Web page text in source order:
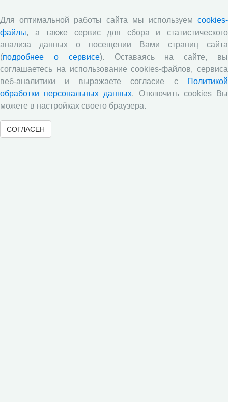
Опубликованы результаты исследований по изучению
питательной ценности кукурузного силоса в условиях
Вологодской области
Научными сотрудниками отдела растениеводства
проведены исследования по вопросам влияния различных
доз минеральных удобрений включающих NРК и
сернокислый цинк на урожайность и кормовую ценность
различных гибридов кукурузы.
В журнале «Молочнохозяйственный вестник»
опубликованы результаты сравнительной оценки
Для оптимальной работы сайта мы используем cookies-
файлы, а также сервис для сбора и статистического
анализа данных о посещении Вами страниц сайта
(подробнее о сервисе). Оставаясь на сайте, вы
соглашаетесь на использование cookies-файлов, сервиса
веб-аналитики и выражаете согласие с
Политикой
обработки персональных данных. Отключить cookies Вы
можете в настройках своего браузера.
СОГЛАСЕН